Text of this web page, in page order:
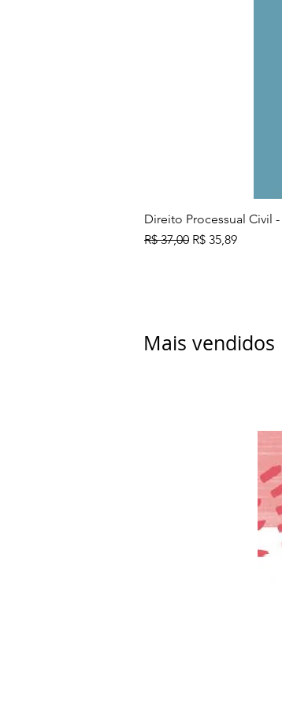
Direito Processual Civil
Preço normal
R$ 37,00 Preço
R$ 35,89
Mais vendidos